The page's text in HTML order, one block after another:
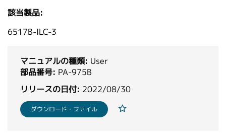
韓国語
繁體中文
該当製品:
6517B-ILC-3
マニュアルの種類: User
部品番号: PA-975B
リリースの日付: 2022/08/30
ダウンロード・ファイル